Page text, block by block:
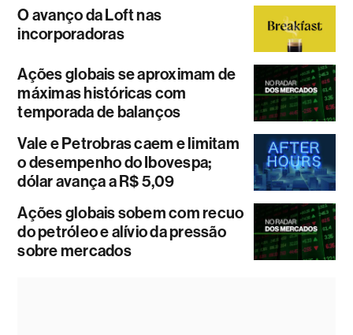
O avanço da Loft nas
incorporadoras
Ações globais se aproximam de
máximas históricas com
temporada de balanços
Vale e Petrobras caem e limitam
o desempenho do Ibovespa;
dólar avança a R$ 5,09
Ações globais sobem com recuo
do petróleo e alívio da pressão
sobre mercados